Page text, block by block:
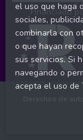
Financiado
el uso que haga
sociales,
combinarla con
o que hayan
sus servicios. Si
navegando o
acepta el uso de